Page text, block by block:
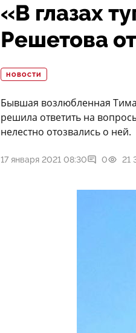
«В глазах
Решетова
НОВОСТИ
Бывшая возлюбленная
решила ответить на
нелестно отозвались о ней.
17 января 2021 08:30 0 21